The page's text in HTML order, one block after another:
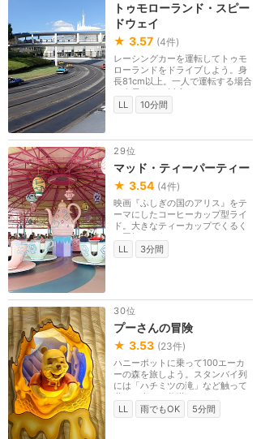
トゥモローランド・スピー
ドウェイ
★ 3.57 (4件)
レーシングカーを運転してトゥモ
ローランドをドライブしよう。身
長81cm以上。一人で運転する場合
は身長137cm以上。...
LL
10分間
29位
マッド・ティーパーティー
★ 3.54 (4件)
映画『ふしぎの国のアリス』をテ
ーマにしたコーヒーカップ型ライ
ド。大きなティーカップでくるく
る回転しよう。
LL
3分間
30位
プーさんの冒険
★ 3.53 (23件)
ハニーポットに乗って100エーカ
ーの森を旅しよう。スタンバイ列
には「ハチミツの滝」など触って
遊べる楽しい仕掛け...
LL
雨でもOK 5分間